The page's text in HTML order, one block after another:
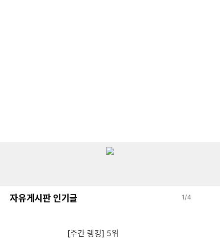
자유게시판 인기글 1/4
[주간 랭킹] 5위